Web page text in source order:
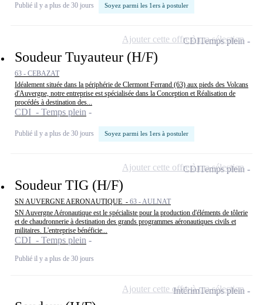
Publié il y a plus de 30 jours Soyez parmi les 1ers à postuler
Soudeur Tuyauteur (H/F)
63 - CEBAZAT
Idéalement située dans la périphérie de Clermont Ferrand (63) aux pieds des Volcans
d'Auvergne, notre entreprise est spécialisée dans la Conception et Réalisation de
procédés à destination des...
CDI - Temps plein
Publié il y a plus de 30 jours Soyez parmi les 1ers à postuler
CDITemps plein
Ajouter cette offre à ma sélection
Soudeur TIG (H/F)
SN AUVERGNE AERONAUTIQUE - 63 - AULNAT
SN Auvergne Aéronautique est le spécialiste pour la production d'éléments de tôlerie
et de chaudronnerie à destination des grands programmes aéronautiques civils et
militaires. L'entreprise bénéficie...
CDI - Temps plein
Publié il y a plus de 30 jours
CDITemps plein
Ajouter cette offre à ma sélection
IntérimTemps plein
Ajouter cette offre à ma sélection